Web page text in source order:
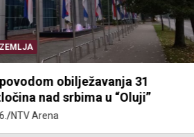
obilježavanja 31
nad srbima u “Oluji”
Arena